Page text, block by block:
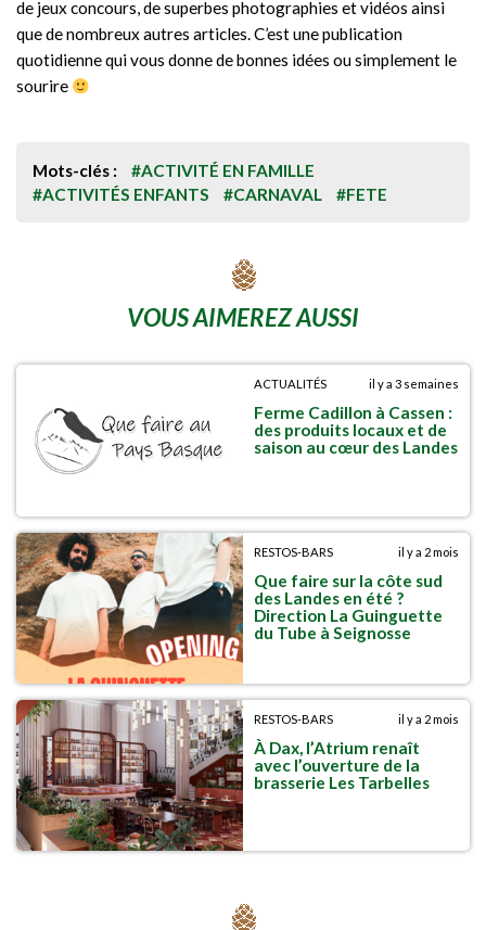
de jeux concours, de superbes photographies et vidéos ainsi
que de nombreux autres articles. C’est une publication
quotidienne qui vous donne de bonnes idées ou simplement le
sourire
Mots-clés :
#ACTIVITÉ EN FAMILLE
#ACTIVITÉS ENFANTS
#CARNAVAL #FETE
VOUS AIMEREZ AUSSI
ACTUALITÉS il y a 3 semaines
Ferme Cadillon à Cassen :
des produits locaux et de
saison au cœur des Landes
RESTOS-BARS il y a 2 mois
Que faire sur la côte sud
des Landes en été ?
Direction La Guinguette
du Tube à Seignosse
RESTOS-BARS il y a 2 mois
À Dax, l’Atrium renaît
avec l’ouverture de la
brasserie Les Tarbelles